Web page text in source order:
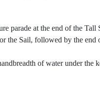
parade at the end of the
the Sail, followed by the
of water under the